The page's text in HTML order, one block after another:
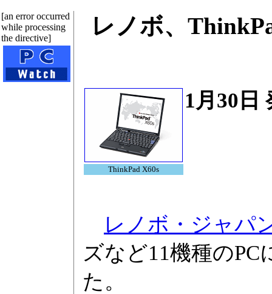
[an error occurred
while processing
the directive]
レノボ、
ThinkPad X60s
1月30日
レノボ・ジャパ
ズなど11機種のPC
た。